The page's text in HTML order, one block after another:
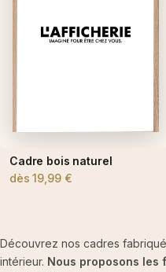
Cadre bois naturel
dès19,99 €
Découvrez nos cadres
intérieur. Nous proposons les